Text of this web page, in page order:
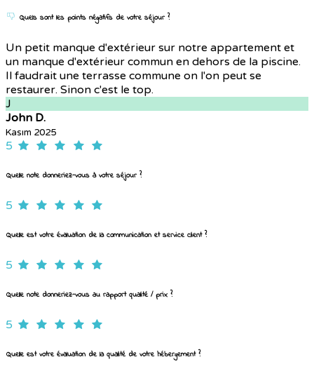
Quels sont les points négatifs de votre séjour ?
Un petit manque d'extérieur sur notre appartement et
un manque d'extérieur commun en dehors de la piscine.
Il faudrait une terrasse commune on l'on peut se
restaurer. Sinon c'est le top.
J
John D.
Kasım 2025
5
Quelle note donneriez-vous à votre séjour ?
5
Quelle est votre évaluation de la communication et service client ?
5
Quelle note donneriez-vous au rapport qualité / prix ?
5
Quelle est votre évaluation de la qualité de votre hébergement ?